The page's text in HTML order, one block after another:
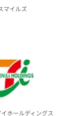
マイルズ
ホールディングス